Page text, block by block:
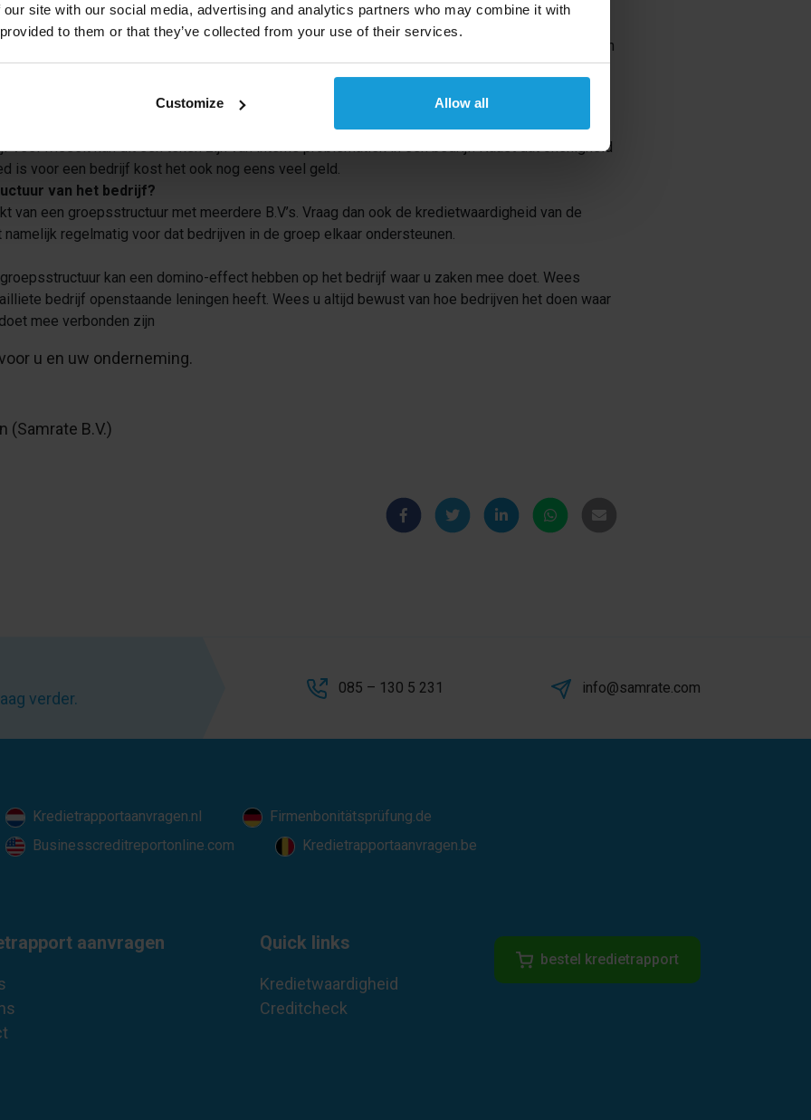
site with our social media, advertising and analytics partners who may combine it with
to them or that they’ve collected from your use of their services.
Customize Allow all
problemen terecht komt merk je dit meteen in hun betaalgedrag. Er zijn bedrijven die hun telefoon
ook dit is een signaal dat het niet goed gaat en vergroot het belang dat je alsnog probeert in
veel wisselt kan dit een teken zijn van interne problematiek in een bedrijf. Naast dat onenigheid
is voor een bedrijf kost het ook nog eens veel geld.
van het bedrijf?
van een groepsstructuur met meerdere B.V’s. Vraag dan ook de kredietwaardigheid van de
regelmatig voor dat bedrijven in de groep elkaar ondersteunen.
kan een domino-effect hebben op het bedrijf waar u zaken mee doet. Wees
bedrijf openstaande leningen heeft. Wees u altijd bewust van hoe bedrijven het doen waar
mee verbonden zijn
u en uw onderneming.
(Samrate B.V.)
verder.
085 – 130 5 231 info@samrate.com
Kredietrapportaanvragen.nl
Firmenbonitätsprüfung.de
Businesscreditreportonline.com
Kredietrapportaanvragen.be
aanvragen Quick links
Kredietwaardigheid
Creditcheck
bestel kredietrapport